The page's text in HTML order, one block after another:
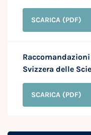
SCARICA (PDF)
Svizzera delle
SCARICA (PDF)